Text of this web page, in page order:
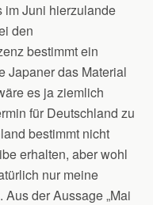
im Juni hierzulande
den
bestimmt ein
Japaner das Material
es ja ziemlich
für Deutschland zu
bestimmt nicht
erhalten, aber wohl
nur meine
der Aussage „Mai